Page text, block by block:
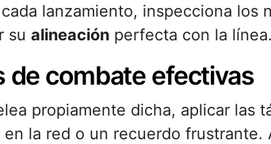
lanzamiento, inspecciona los
su alineación perfecta con la línea.
de combate efectivas
propiamente dicha, aplicar las
la red o un recuerdo frustrante.